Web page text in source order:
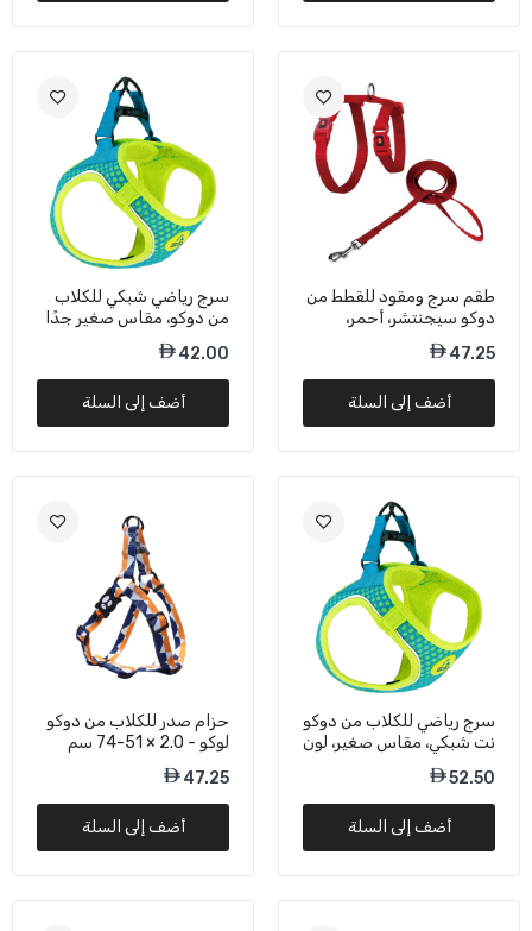
طقم سرج ومقود للقطط من
دوكو سيجنتشر، أحمر،
صغير جدًا
47.25
أضف إلى السلة
سرج رياضي شبكي للكلاب
من دوكو، مقاس صغير جدًا
34 سم / 1-2 كجم
42.00
أضف إلى السلة
سرج رياضي للكلاب من دوكو
نت شبكي، مقاس صغير، لون
4.5 كجم
52.50
أضف إلى السلة
حزام صدر للكلاب من دوكو
لوكو - 2.0 × 51-74 سم
47.25
أضف إلى السلة